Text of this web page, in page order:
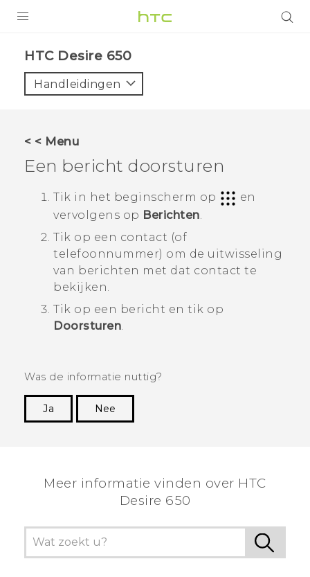
VIVE
HTC Club
SUPPORT
HTC-apparaten & -accessoires
VIVERSE
Aanmelden
HTC Desire 650‎
Handleidingen
< < Menu
Een bericht doorsturen
Tik in het beginscherm op
en
vervolgens op Berichten
Tik op een contact (of
telefoonnummer) om de uitwisseling
van berichten met dat contact te
bekijken.
Tik op een bericht en tik op
Doorsturen
Was de informatie nuttig?
Ja
Nee
Meer informatie vinden over HTC
Desire 650